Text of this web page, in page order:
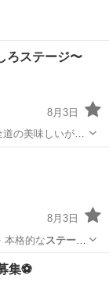
ろステージ〜
8月3日
の美味しいが集
案ピザの限定販
る3日間！ 皆様
8月3日
本格的な ステー
加費：…
会場
集⚽